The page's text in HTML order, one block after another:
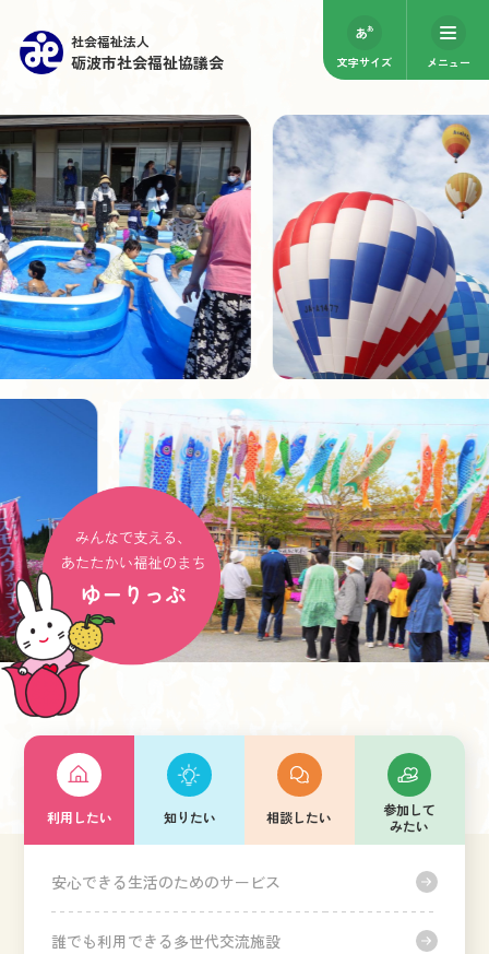
社会福祉法人
砺波市社会福祉協議会 文字サイズ メニュー
利用したい 知りたい 相談したい
参加して
みたい
安心できる生活のためのサービス
誰でも利用できる多世代交流施設